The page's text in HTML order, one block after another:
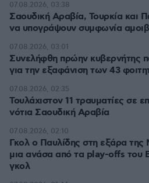
Σαουδική Αραβία, Τουρκία και
να υπογράψουν συμφωνία
07.08.2026, 03:38
Συνελήφθη πρώην κυβερνήτης
για την εξαφάνιση των 43
07.08.2026, 03:01
Τουλάχιστον 11 τραυματίες σε
νότια Σαουδική Αραβία
07.08.2026, 02:35
Γκολ ο Παυλίδης στη εξάρα της
μια ανάσα από τα play-offs του
γκολ
07.08.2026, 02:10